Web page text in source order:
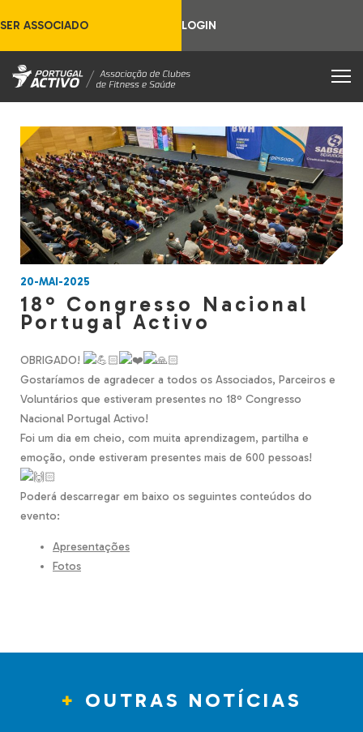
SER ASSOCIADO LOGIN
20-MAI-2025
18º Congresso Nacional
Portugal Activo
OBRIGADO!
Gostaríamos de agradecer a todos os Associados, Parceiros e
Voluntários que estiveram presentes no 18º Congresso
Nacional Portugal Activo!
Foi um dia em cheio, com muita aprendizagem, partilha e
emoção, onde estiveram presentes mais de 600 pessoas!
Poderá descarregar em baixo os seguintes conteúdos do
evento:
Apresentações
Fotos
OUTRAS NOTÍCIAS